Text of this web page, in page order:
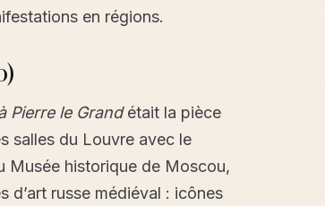
en régions.
Pierre le Grandétait la pièce
salles du Louvre avec le
Musée historique de Moscou,
d’art russe médiéval : icônes